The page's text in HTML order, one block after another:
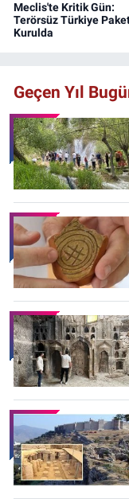
Meclis'te Kritik Gün:
Terörsüz Türkiye
Kurulda
Geçen Yıl